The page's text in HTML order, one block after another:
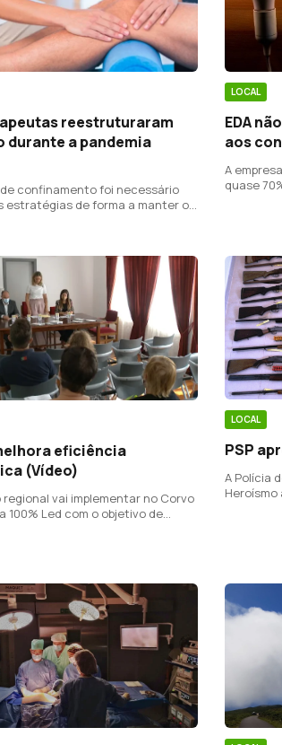
reestruturaram
durante a pandemia
de confinamento foi necessário
estratégias de forma a manter o
LOCAL
EDA
aos
A
quase
eficiência
(Vídeo)
regional vai implementar no Corvo
100% Led com o objetivo de
LOCAL
PSP
A Polícia